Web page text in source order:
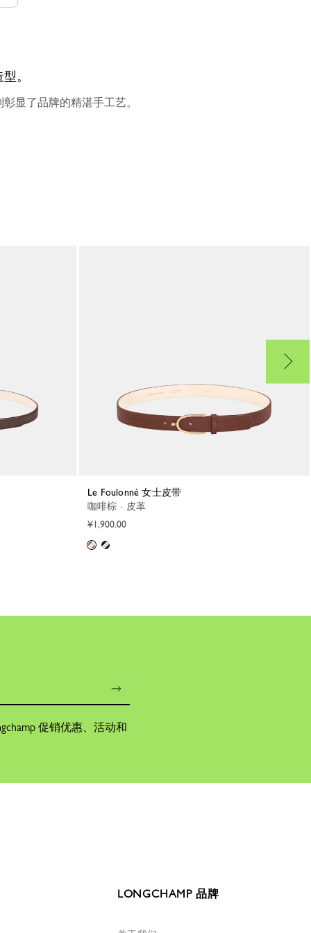
。
显了品牌的精湛手工艺。
Le Foulonné 女士皮带
咖啡棕 - 皮革
¥1,900.00
促销优惠、活动和
LONGCHAMP 品牌